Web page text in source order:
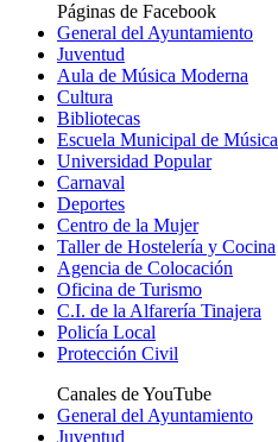
Páginas de Facebook
General del Ayuntamiento
Juventud
Aula de Música Moderna
Cultura
Bibliotecas
Escuela Municipal de Música
Universidad Popular
Carnaval
Deportes
Centro de la Mujer
Taller de Hostelería y Cocina
Agencia de Colocación
Oficina de Turismo
C.I. de la Alfarería Tinajera
Policía Local
Protección Civil
Canales de YouTube
General del Ayuntamiento
Juventud